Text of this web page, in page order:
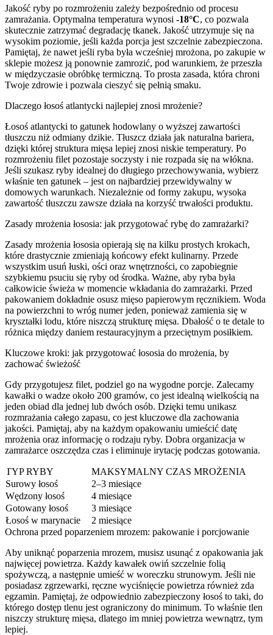
Jakość ryby po rozmrożeniu zależy bezpośrednio od procesu
zamrażania. Optymalna temperatura wynosi -18°C, co pozwala
skutecznie zatrzymać degradację tkanek. Jakość utrzymuje się na
wysokim poziomie, jeśli każda porcja jest szczelnie zabezpieczona.
Pamiętaj, że nawet jeśli ryba była wcześniej mrożona, po zakupie w
sklepie możesz ją ponownie zamrozić, pod warunkiem, że przeszła
w międzyczasie obróbkę termiczną. To prosta zasada, która chroni
Twoje zdrowie i pozwala cieszyć się pełnią smaku.
Dlaczego łosoś atlantycki najlepiej znosi mrożenie?
Łosoś atlantycki to gatunek hodowlany o wyższej zawartości
tłuszczu niż odmiany dzikie. Tłuszcz działa jak naturalna bariera,
dzięki której struktura mięsa lepiej znosi niskie temperatury. Po
rozmrożeniu filet pozostaje soczysty i nie rozpada się na włókna.
Jeśli szukasz ryby idealnej do długiego przechowywania, wybierz
właśnie ten gatunek – jest on najbardziej przewidywalny w
domowych warunkach. Niezależnie od formy zakupu, wysoka
zawartość tłuszczu zawsze działa na korzyść trwałości produktu.
Zasady mrożenia łososia: jak przygotować rybę do zamrażarki?
Zasady mrożenia łososia opierają się na kilku prostych krokach,
które drastycznie zmieniają końcowy efekt kulinarny. Przede
wszystkim usuń łuski, ości oraz wnętrzności, co zapobiegnie
szybkiemu psuciu się ryby od środka. Ważne, aby ryba była
całkowicie świeża w momencie wkładania do zamrażarki. Przed
pakowaniem dokładnie osusz mięso papierowym ręcznikiem. Woda
na powierzchni to wróg numer jeden, ponieważ zamienia się w
kryształki lodu, które niszczą strukturę mięsa. Dbałość o te detale to
różnica między daniem restauracyjnym a przeciętnym posiłkiem.
Kluczowe kroki: jak przygotować łososia do mrożenia, by
zachować świeżość
Gdy przygotujesz filet, podziel go na wygodne porcje. Zalecamy
kawałki o wadze około 200 gramów, co jest idealną wielkością na
jeden obiad dla jednej lub dwóch osób. Dzięki temu unikasz
rozmrażania całego zapasu, co jest kluczowe dla zachowania
jakości. Pamiętaj, aby na każdym opakowaniu umieścić datę
mrożenia oraz informację o rodzaju ryby. Dobra organizacja w
zamrażarce oszczędza czas i eliminuje irytację podczas gotowania.
TYP RYBY
MAKSYMALNY CZAS MROŻENIA
Surowy łosoś
2–3 miesiące
Wędzony łosoś
4 miesiące
Gotowany łosoś
3 miesiące
Łosoś w marynacie
2 miesiące
Ochrona przed poparzeniem mrozem: pakowanie i porcjowanie
Aby uniknąć poparzenia mrozem, musisz usunąć z opakowania jak
najwięcej powietrza. Każdy kawałek owiń szczelnie folią
spożywczą, a następnie umieść w woreczku strunowym. Jeśli nie
posiadasz zgrzewarki, ręczne wyciśnięcie powietrza również zda
egzamin. Pamiętaj, że odpowiednio zabezpieczony łosoś to taki, do
którego dostęp tlenu jest ograniczony do minimum. To właśnie tlen
niszczy strukturę mięsa, dlatego im mniej powietrza wewnątrz, tym
lepiej.